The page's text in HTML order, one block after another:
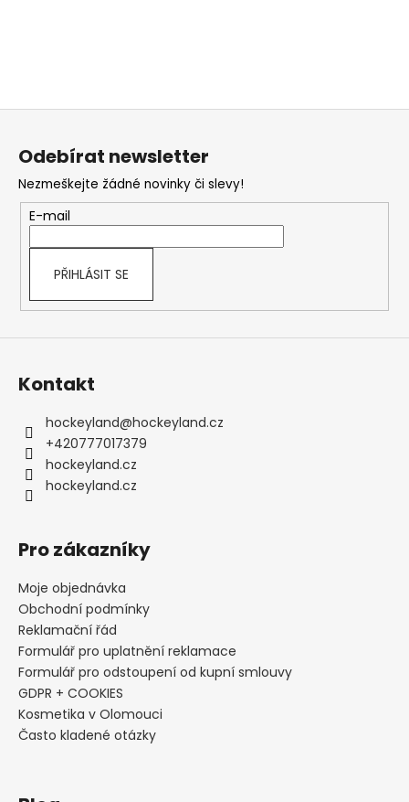
Z
Odebírat newsletter
Nezmeškejte žádné novinky či slevy!
E-mail
PŘIHLÁSIT SE
Kontakt
hockeyland@hockeyland.cz
+420777017379
hockeyland.cz
hockeyland.cz
Pro zákazníky
Moje objednávka
Obchodní podmínky
Reklamační řád
Formulář pro uplatnění reklamace
Formulář pro odstoupení od kupní smlouvy
GDPR + COOKIES
Kosmetika v Olomouci
Často kladené otázky